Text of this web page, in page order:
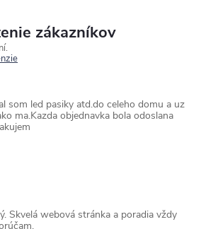
zákazníkov
som led pasiky atd.do celeho domu a uz
ma.Kazda objednavka bola odoslana
Skvelá webová stránka a poradia vždy